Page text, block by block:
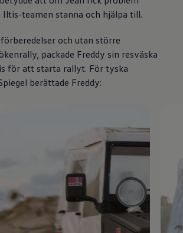
Iltis-teamen stanna och hjälpa till.
och utan större
packade Freddy sin resväska
för att starta rallyt. För tyska
berättade Freddy: